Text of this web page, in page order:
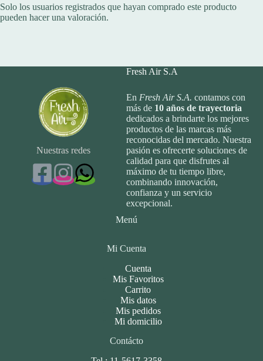
Solo los usuarios registrados que hayan comprado este producto
pueden hacer una valoración.
Nuestras redes
Fresh Air S.A
En Fresh Air S.A. contamos con
más de 10 años de trayectoria
dedicados a brindarte los mejores
productos de las marcas más
reconocidas del mercado. Nuestra
pasión es ofrecerte soluciones de
calidad para que disfrutes al
máximo de tu tiempo libre,
combinando innovación,
confianza y un servicio
excepcional.
Menú
Mi Cuenta
Cuenta
Mis Favoritos
Carrito
Mis datos
Mis pedidos
Mi domicilio
Contácto